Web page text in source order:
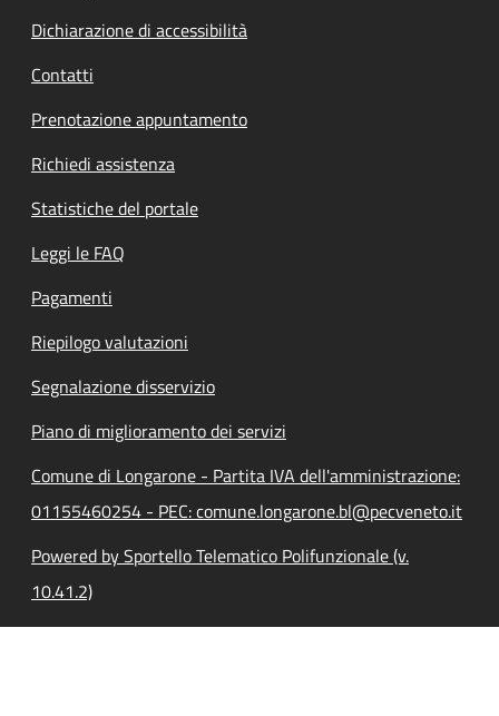
Dichiarazione di accessibilità
Contatti
Prenotazione appuntamento
Richiedi assistenza
Statistiche del portale
Leggi le FAQ
Pagamenti
Riepilogo valutazioni
Segnalazione disservizio
Piano di miglioramento dei servizi
Comune di Longarone - Partita IVA dell'amministrazione:
01155460254 - PEC: comune.longarone.bl@pecveneto.it
Powered by Sportello Telematico Polifunzionale (v.
10.41.2)